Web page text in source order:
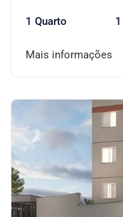
1 Quarto
Mais informações